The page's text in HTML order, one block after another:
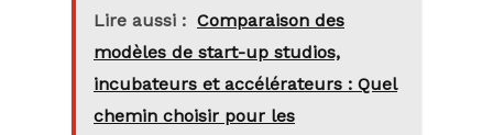
Lire aussi : Comparaison des
modèles de start-up studios,
incubateurs et accélérateurs : Quel
chemin choisir pour les